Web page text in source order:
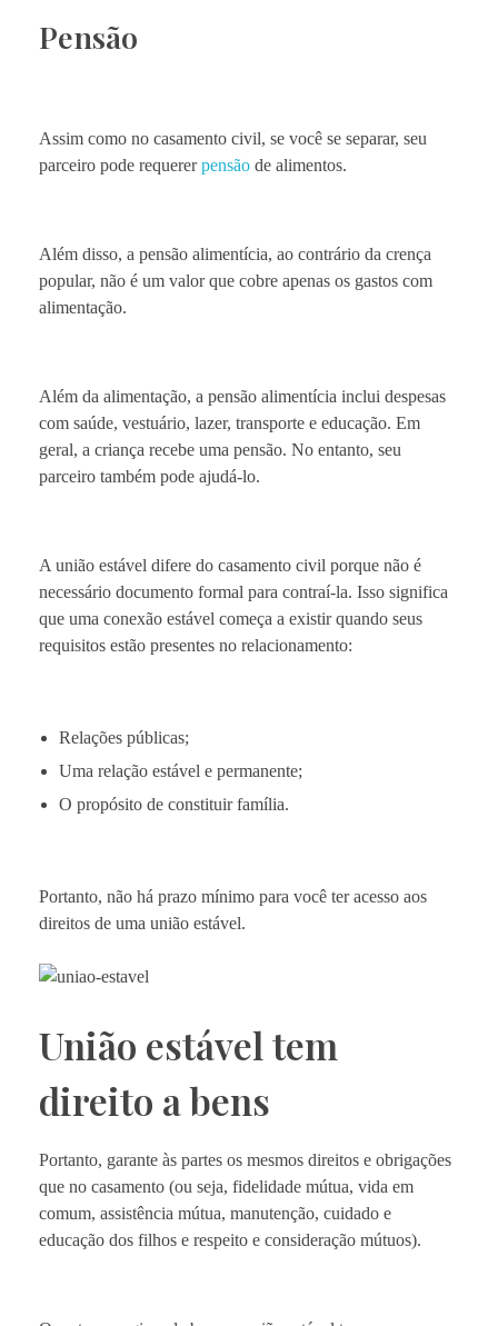
Pensão
Assim como no casamento civil, se você se separar, seu
parceiro pode requererpensão de alimentos.
Além disso, a pensão alimentícia, ao contrário da crença
popular, não é um valor que cobre apenas os gastos com
alimentação.
Além da alimentação, a pensão alimentícia inclui despesas
com saúde, vestuário, lazer, transporte e educação. Em
geral, a criança recebe uma pensão. No entanto, seu
parceiro também pode ajudá-lo.
A união estável difere do casamento civil porque não é
necessário documento formal para contraí-la. Isso significa
que uma conexão estável começa a existir quando seus
requisitos estão presentes no relacionamento:
Relações públicas;
Uma relação estável e permanente;
O propósito de constituir família.
Portanto, não há prazo mínimo para você ter acesso aos
direitos de uma união estável.
União estável tem
direito a bens
Portanto, garante às partes os mesmos direitos e obrigações
que no casamento (ou seja, fidelidade mútua, vida em
comum, assistência mútua, manutenção, cuidado e
educação dos filhos e respeito e consideração mútuos).